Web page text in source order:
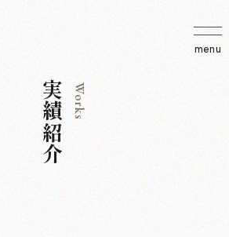
menu
Works
実績紹介